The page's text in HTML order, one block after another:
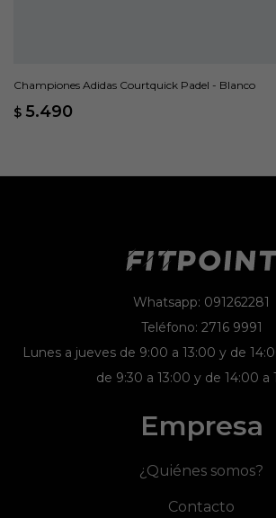
Championes Adidas Courtquick Padel - Blanco
$ 5.490
Whatsapp: 091262281
Teléfono: 2716 9991
Lunes a jueves de 9:00 a 13:00 y de
de 9:30 a 13:00 y de 14:00 a
Empresa
¿Quiénes somos?
Contacto